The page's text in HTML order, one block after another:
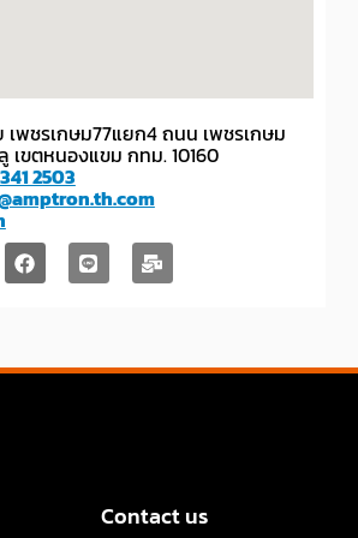
ย เพชรเกษม77แยก4 ถนน เพชรเกษม
เขตหนองแขม กทม. 10160
2503
Contact us